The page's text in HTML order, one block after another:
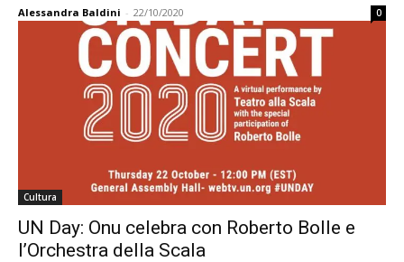
Alessandra Baldini - 22/10/2020 0
Cultura
UN Day: Onu celebra con Roberto Bolle e
l’Orchestra della Scala